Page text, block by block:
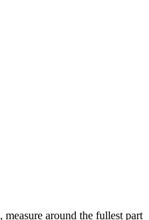
around the fullest part